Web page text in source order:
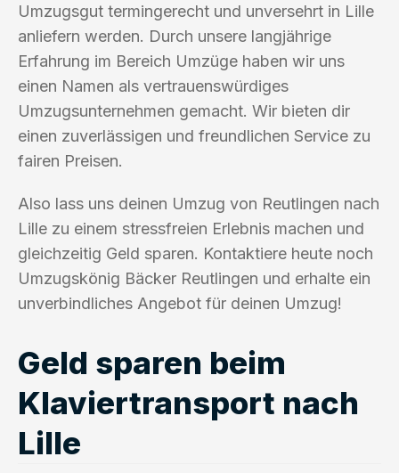
Umzugsgut termingerecht und unversehrt in Lille
anliefern werden. Durch unsere langjährige
Erfahrung im Bereich Umzüge haben wir uns
einen Namen als vertrauenswürdiges
Umzugsunternehmen gemacht. Wir bieten dir
einen zuverlässigen und freundlichen Service zu
fairen Preisen.
Also lass uns deinen Umzug von Reutlingen nach
Lille zu einem stressfreien Erlebnis machen und
gleichzeitig Geld sparen. Kontaktiere heute noch
Umzugskönig Bäcker Reutlingen und erhalte ein
unverbindliches Angebot für deinen Umzug!
Geld sparen beim
Klaviertransport nach
Lille